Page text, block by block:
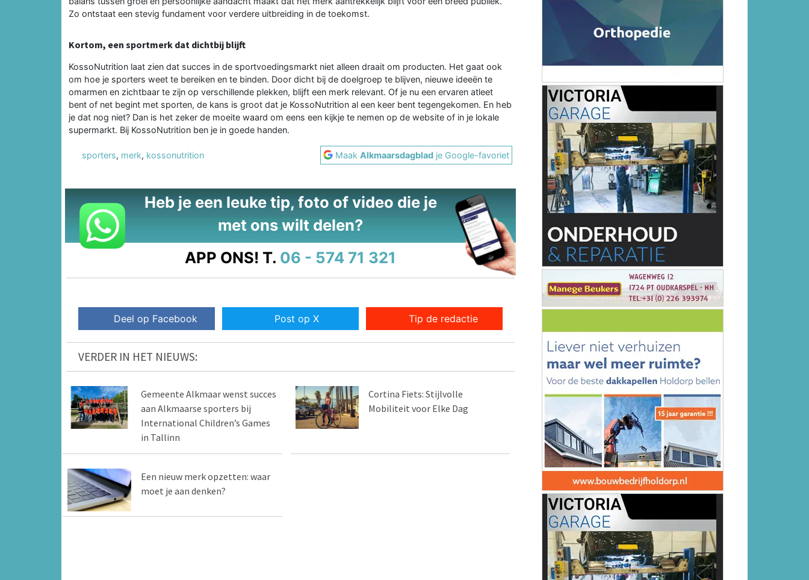
Zo ontstaat een stevig fundament voor verdere uitbreiding in de toekomst.
Kortom, een sportmerk dat dichtbij blijft
KossoNutrition laat zien dat succes in de sportvoedingsmarkt niet alleen draait om producten. Het gaat ook
om hoe je sporters weet te bereiken en te binden. Door dicht bij de doelgroep te blijven, nieuwe ideeën te
omarmen en zichtbaar te zijn op verschillende plekken, blijft een merk relevant. Of je nu een ervaren atleet
bent of net begint met sporten, de kans is groot dat je KossoNutrition al een keer bent tegengekomen. En heb
je dat nog niet? Dan is het zeker de moeite waard om eens een kijkje te nemen op de website of in je lokale
supermarkt. Bij KossoNutrition ben je in goede handen.
sporters, merk, kossonutrition MaakAlkmaarsdagblad je Google-favoriet
Heb je een leuke tip, foto of video die je
met ons wilt delen?
APP ONS! T. 06 - 574 71 321
Deel op Facebook Post op X Tip de redactie
VERDER IN HET NIEUWS:
Gemeente Alkmaar wenst succes
aan Alkmaarse sporters bij
International Children’s Games
in Tallinn
Cortina Fiets: Stijlvolle
Mobiliteit voor Elke Dag
Een nieuw merk opzetten: waar
moet je aan denken?